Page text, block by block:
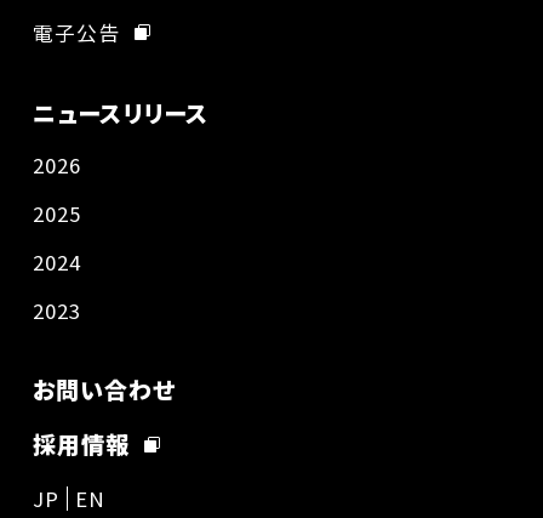
電子公告
ニュースリリース
2026
2025
2024
2023
お問い合わせ
採用情報
JP EN